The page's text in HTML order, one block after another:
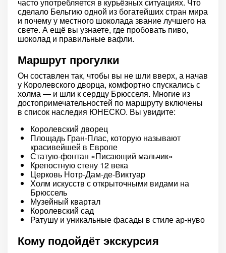
сделало Бельгию одной из богатейших стран мира
и почему у местного шоколада звание лучшего на
свете. А ещё вы узнаете, где пробовать пиво,
шоколад и правильные вафли.
Маршрут прогулки
Он составлен так, чтобы вы не шли вверх, а начав
у Королевского дворца, комфортно спускались с
холма — и шли к сердцу Брюсселя. Многие из
достопримечательностей по маршруту включены
в список наследия ЮНЕСКО. Вы увидите:
Королевский дворец
Площадь Гран-Плас, которую называют
красивейшей в Европе
Статую-фонтан «Писающий мальчик»
Крепостную стену 12 века
Церковь Нотр-Дам-де-Виктуар
Холм искусств с открыточными видами на
Брюссель
Музейный квартал
Королевский сад
Ратушу и уникальные фасады в стиле ар-нуво
Кому подойдёт экскурсия